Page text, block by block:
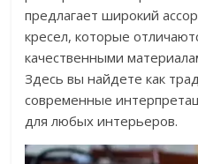
предлагает широкий
кресел, которые
качественными
Здесь вы найдете как
современные
для любых интерьеров.